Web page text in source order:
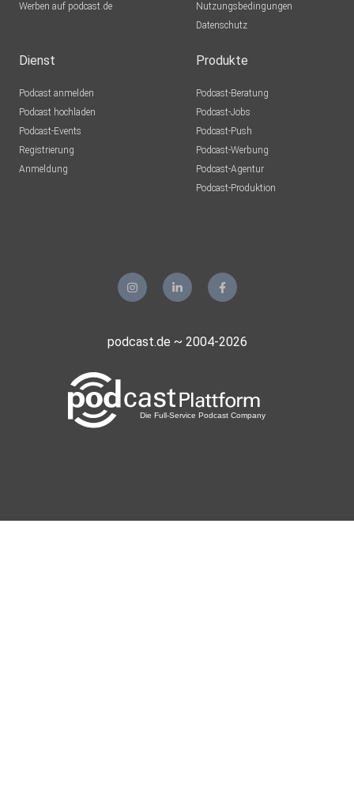
Werben auf podcast.de
Nutzungsbedingungen
Datenschutz
Dienst
Podcast anmelden
Podcast hochladen
Podcast-Events
Registrierung
Anmeldung
Produkte
Podcast-Beratung
Podcast-Jobs
Podcast-Push
Podcast-Werbung
Podcast-Agentur
Podcast-Produktion
podcast.de ~ 2004-2026